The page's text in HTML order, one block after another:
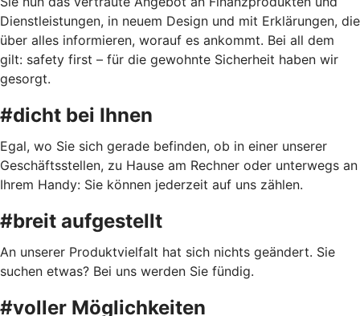
Dienstleistungen, in neuem Design und mit Erklärungen, die
über alles informieren, worauf es ankommt. Bei all dem
gilt: safety first – für die gewohnte Sicherheit haben wir
gesorgt.
#dicht bei Ihnen
Egal, wo Sie sich gerade befinden, ob in einer unserer
Geschäftsstellen, zu Hause am Rechner oder unterwegs an
Ihrem Handy: Sie können jederzeit auf uns zählen.
#breit aufgestellt
An unserer Produktvielfalt hat sich nichts geändert. Sie
suchen etwas? Bei uns werden Sie fündig.
#voller Möglichkeiten